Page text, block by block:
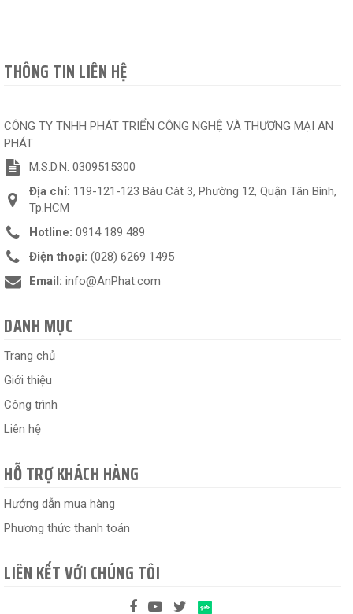
THÔNG TIN LIÊN HỆ
CÔNG TY TNHH PHÁT TRIỂN CÔNG NGHỆ VÀ THƯƠNG MẠI AN
PHÁT
M.S.D.N: 0309515300
Địa chỉ: 119-121-123 Bàu Cát 3, Phường 12, Quận Tân Bình,
Tp.HCM
Hotline: 0914 189 489
Điện thoại: (028) 6269 1495
Email: info@AnPhat.com
DANH MỤC
Trang chủ
Giới thiệu
Công trình
Liên hệ
HỖ TRỢ KHÁCH HÀNG
Hướng dẫn mua hàng
Phương thức thanh toán
LIÊN KẾT VỚI CHÚNG TÔI